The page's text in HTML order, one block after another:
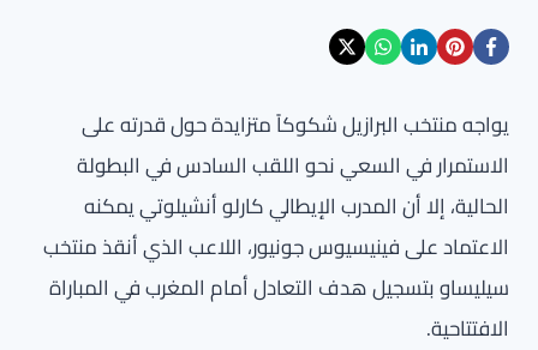
يواجه منتخب البرازيل شكوكاً متزايدة حول قدرته على
الاستمرار في السعي نحو اللقب السادس في البطولة
الحالية، إلا أن المدرب الإيطالي كارلو أنشيلوتي يمكنه
الاعتماد على فينيسيوس جونيور، اللاعب الذي أنقذ منتخب
سيليساو بتسجيل هدف التعادل أمام المغرب في المباراة
الافتتاحية.